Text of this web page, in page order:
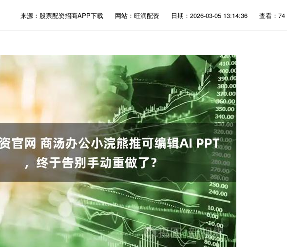
来源：股票配资招商APP下载 网站：旺润配资 日期：2026-03-05 13:14:36 查看：74